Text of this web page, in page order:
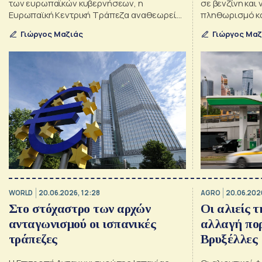
των ευρωπαϊκών κυβερνήσεων, η
Ευρωπαϊκή Κεντρική Τράπεζα αναθεωρεί
να περιορίσει τον «ρυθμιστικό
πληθωρισμό»
Γιώργος Μαζιάς
σε βενζίνη και
πληθωρισμό
Γιώργος
WORLD 20.06.2026, 12:28
Στο στόχαστρο των αρχών
ανταγωνισμού οι ισπανικές
τράπεζες
AGRO
Οι αλιείς
αλλαγή
Βρυξέλλες